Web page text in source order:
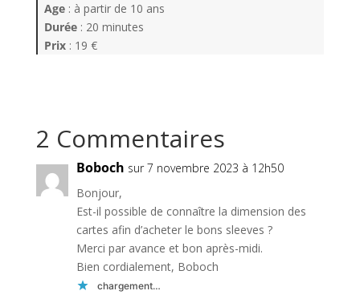
Age: à partir de 10 ans
Durée: 20 minutes
Prix: 19 €
2 Commentaires
Boboch sur 7 novembre 2023 à 12h50
Bonjour,
Est-il possible de connaître la dimension des
cartes afin d’acheter le bons sleeves ?
Merci par avance et bon après-midi.
Bien cordialement, Boboch
chargement…